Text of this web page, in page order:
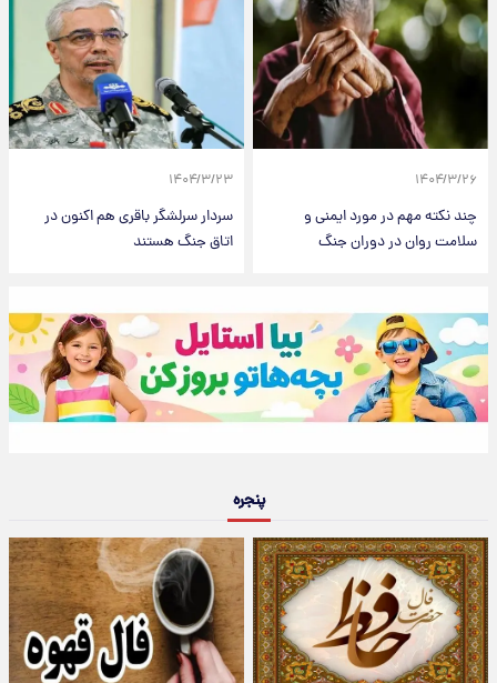
۱۴۰۴/۳/۲۶
چند نکته مهم در مورد ایمنی و
سلامت روان در دوران جنگ
۱۴۰۴/۳/۲۳
سردار سرلشگر باقری هم اکنون در
اتاق جنگ هستند
پنجره